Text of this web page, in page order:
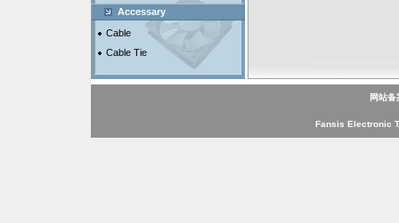
Accessary
Cable
Cable Tie
网站
Fansis Electronic